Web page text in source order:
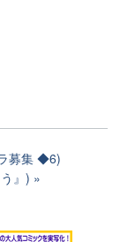
募集 ◆6)
』)